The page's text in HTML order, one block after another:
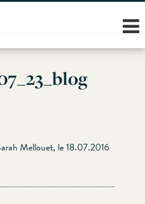
Mellouet, le 18.07.2016